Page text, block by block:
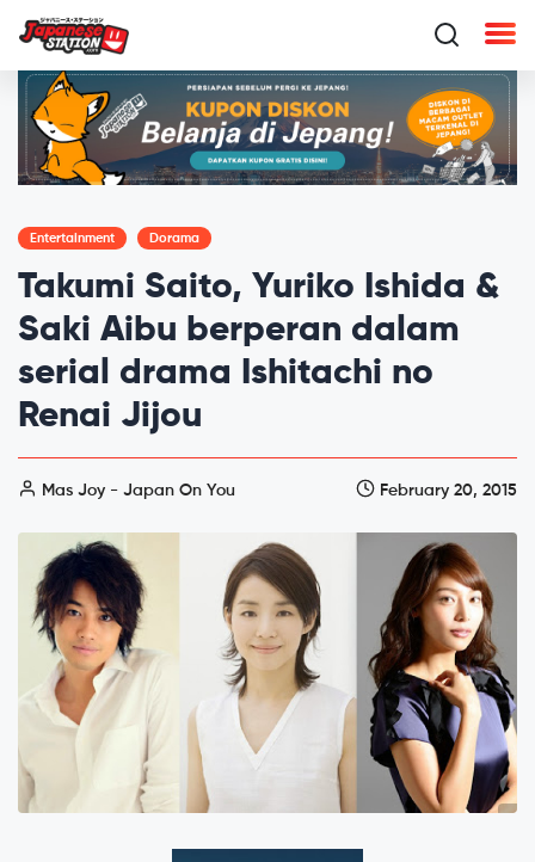
Entertainment Dorama
Takumi Saito, Yuriko Ishida &
Saki Aibu berperan dalam
serial drama Ishitachi no
Renai Jijou
Mas Joy - Japan On You February 20, 2015